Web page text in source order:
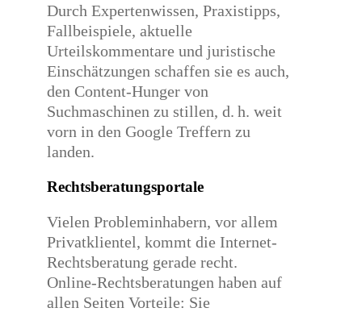
Durch Expertenwissen, Praxistipps,
Fallbeispiele, aktuelle
Urteilskommentare und juristische
Einschätzungen schaffen sie es auch,
den Content-Hunger von
Suchmaschinen zu stillen, d. h. weit
vorn in den Google Treffern zu
landen.
Rechtsberatungsportale
Vielen Probleminhabern, vor allem
Privatklientel, kommt die Internet-
Rechtsberatung gerade recht.
Online-Rechtsberatungen haben auf
allen Seiten Vorteile: Sie